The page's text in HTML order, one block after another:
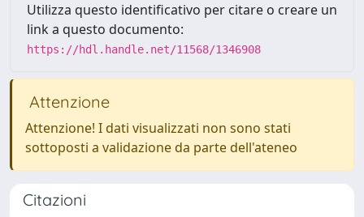
Utilizza questo identificativo per citare o creare un
link a questo documento:
https://hdl.handle.net/11568/1346908
Attenzione
Attenzione! I dati visualizzati non sono stati
sottoposti a validazione da parte dell'ateneo
Citazioni